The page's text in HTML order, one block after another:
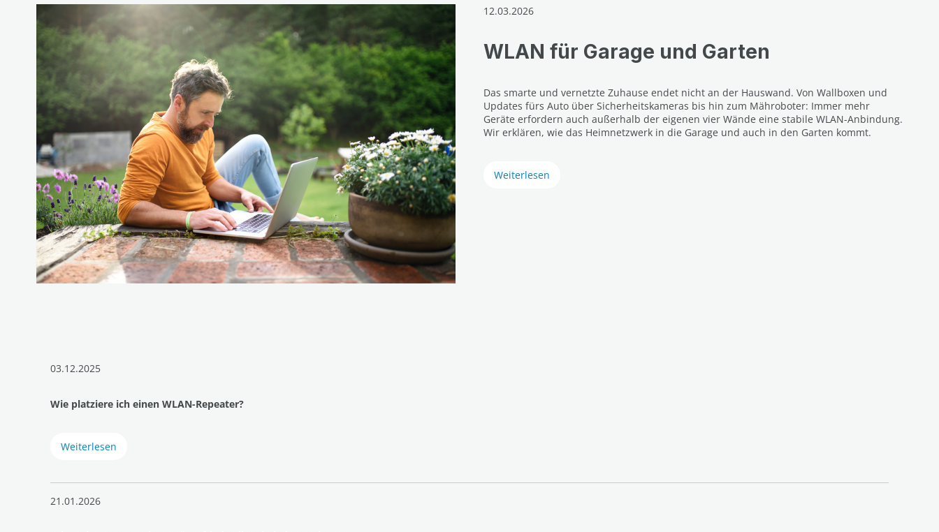
12.03.2026
WLAN für Garage und Garten
Das smarte und vernetzte Zuhause endet nicht an der Hauswand. Von Wallboxen und
Updates fürs Auto über Sicherheitskameras bis hin zum Mähroboter: Immer mehr
Geräte erfordern auch außerhalb der eigenen vier Wände eine stabile WLAN-Anbindung.
Wir erklären, wie das Heimnetzwerk in die Garage und auch in den Garten kommt.
Weiterlesen
03.12.2025
Wie platziere ich einen WLAN-Repeater?
Weiterlesen
21.01.2026